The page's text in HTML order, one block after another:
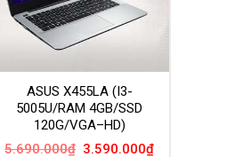
ASUS X455LA (I3-
5005U/RAM 4GB/SSD
120G/VGA–HD)
5.690.000₫ Giá
3.590.000₫Giá